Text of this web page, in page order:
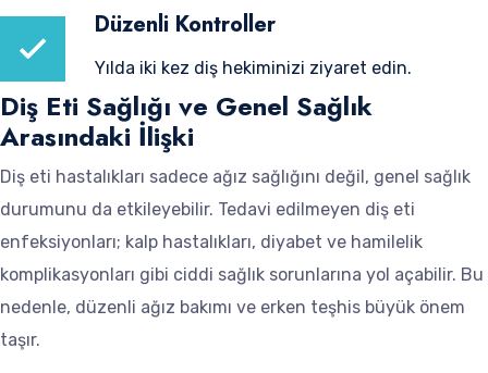
Düzenli Kontroller
Yılda iki kez diş hekiminizi ziyaret edin.
Diş Eti Sağlığı ve Genel Sağlık
Arasındaki İlişki
Diş eti hastalıkları sadece ağız sağlığını değil, genel sağlık
durumunu da etkileyebilir. Tedavi edilmeyen diş eti
enfeksiyonları; kalp hastalıkları, diyabet ve hamilelik
komplikasyonları gibi ciddi sağlık sorunlarına yol açabilir. Bu
nedenle, düzenli ağız bakımı ve erken teşhis büyük önem
taşır.